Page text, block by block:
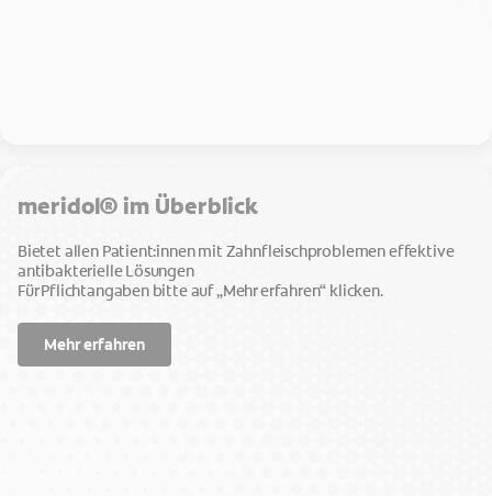
meridol® im Überblick
Bietet allen Patient:innen mit Zahnfleischproblemen effektive
antibakterielle Lösungen
Für Pflichtangaben bitte auf „Mehr erfahren“ klicken.
Mehr erfahren